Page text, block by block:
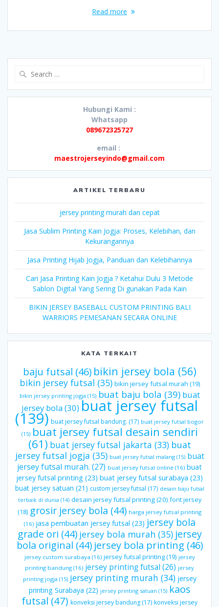
Read more
Hubungi Kami :
Whatsapp
089672325727
email :
maestrojerseyindo@gmail.com
ARTIKEL TERBARU
jersey printing murah dan cepat
Jasa Sublim Printing Kain Jogja: Proses, Kelebihan, dan
Kekurangannya
Jasa Printing Hijab Jogja, Panduan dan Kelebihannya
Cari Jasa Printing Kain Jogja ? Ketahui Dulu 3 Metode
Sablon Digital Yang Sering Di gunakan Pada Kain
BIKIN JERSEY BASEBALL CUSTOM PRINTING BALI
WARRIORS PEMESANAN SECARA ONLINE
KATA TERKAIT
baju futsal (46) bikin jersey bola (56)
bikin jersey futsal (35) bikin jersey futsal murah (19)
bikin jersey printing jogja (15) buat baju bola (39) buat
jersey bola(30)buat jersey futsal
(139) buat jersey futsal bandung. (17) buat jersey futsal bogor
(15) buat jersey futsal desain sendiri
(61) buat jersey futsal jakarta (33) buat
jersey futsal jogja (35) buat jersey futsal malang(15) buat
jersey futsal murah. (27) buat jersey futsal online(16) buat
jersey futsal printing (23) buat jersey futsal surabaya (23)
buat jersey satuan (21) custom jersey futsal (17) desain baju futsal
terbaik di dunia (14) desain jersey futsal printing(20) font jersey
(18) grosir jersey bola (44) harga jersey futsal printing
(16) jasa pembuatan jersey futsal (23) jersey bola
grade ori (44) jersey bola murah (35) jersey
bola original (44) jersey bola printing (46)
jersey custom surabaya (16) jersey futsal printing(19) jersey
printing bandung (16) jersey printing futsal (26) jersey
printing jogja (15) jersey printing murah (34) jersey
printing Surabaya (22) jersey printing satuan (15) kaos
futsal (47) konveksi jersey bandung (17) konveksi jersey